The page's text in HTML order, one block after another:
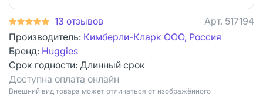
13 отзывов Арт. 517194
Производитель: Кимберли-Кларк ООО, Россия
Бренд: Huggies
Срок годности: Длинный срок
Доступна оплата онлайн
Bнешний вид товара может отличаться от изображённого